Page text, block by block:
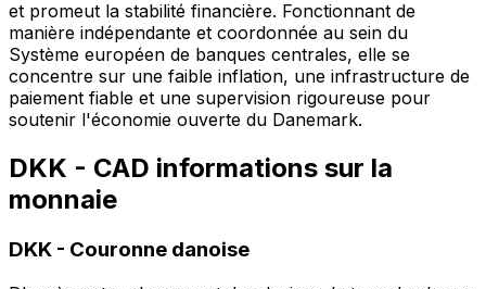
et promeut la stabilité financière. Fonctionnant de
manière indépendante et coordonnée au sein du
Système européen de banques centrales, elle se
concentre sur une faible inflation, une infrastructure de
paiement fiable et une supervision rigoureuse pour
soutenir l'économie ouverte du Danemark.
DKK - CAD informations sur la
monnaie
DKK - Couronne danoise